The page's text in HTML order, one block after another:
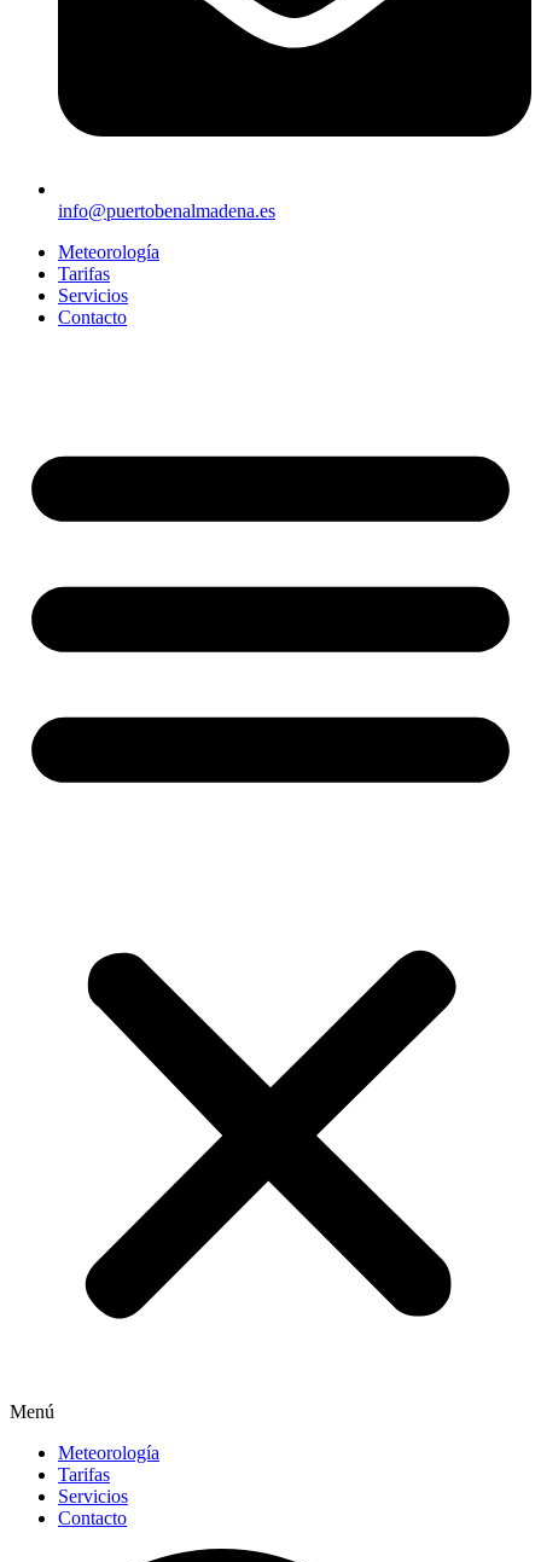
info@puertobenalmadena.es
Meteorología
Tarifas
Servicios
Contacto
Menú
Meteorología
Tarifas
Servicios
Contacto